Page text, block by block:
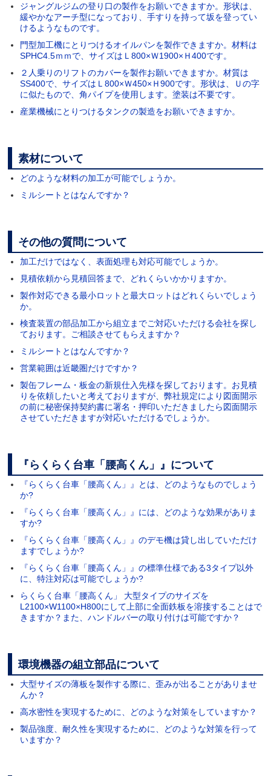
ジャングルジムの登り口の製作をお願いできますか。形状は、
緩やかなアーチ型になっており、手すりを持って坂を登ってい
けるようなものです。
門型加工機にとりつけるオイルパンを製作できますか。材料は
SPHC4.5ｍｍで、サイズはＬ800×Ｗ1900×Ｈ400です。
２人乗りのリフトのカバーを製作お願いできますか。材質は
SS400で、サイズはＬ800×Ｗ450×Ｈ900です。形状は、Ｕの字
に似たもので、角パイプを使用します。塗装は不要です。
産業機械にとりつけるタンクの製造をお願いできますか。
素材について
どのような材料の加工が可能でしょうか。
ミルシートとはなんですか？
その他の質問について
加工だけではなく、表面処理も対応可能でしょうか。
見積依頼から見積回答まで、どれくらいかかりますか。
製作対応できる最小ロットと最大ロットはどれくらいでしょう
か。
検査装置の部品加工から組立までご対応いただける会社を探し
ております。ご相談させてもらえますか？
ミルシートとはなんですか？
営業範囲は近畿圏だけですか？
製缶フレーム・板金の新規仕入先様を探しております。お見積
りを依頼したいと考えておりますが、弊社規定により図面開示
の前に秘密保持契約書に署名・押印いただきましたら図面開示
させていただきますが対応いただけるでしょうか。
『らくらく台車「腰高くん」』について
『らくらく台車「腰高くん」』とは、どのようなものでしょう
か?
『らくらく台車「腰高くん」』には、どのような効果がありま
すか?
『らくらく台車「腰高くん」』のデモ機は貸し出していただけ
ますでしょうか?
『らくらく台車「腰高くん」』の標準仕様である3タイプ以外
に、特注対応は可能でしょうか?
らくらく台車「腰高くん」 大型タイプのサイズを
L2100×W1100×H800にして上部に全面鉄板を溶接することはで
きますか？また、ハンドルバーの取り付けは可能ですか？
環境機器の組立部品について
大型サイズの薄板を製作する際に、歪みが出ることがありませ
んか？
高水密性を実現するために、どのような対策をしていますか？
製品強度、耐久性を実現するために、どのような対策を行って
いますか？